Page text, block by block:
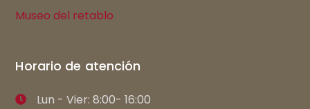
Museo del retablo
Horario de atención
Lun - Vier: 8:00- 16:00